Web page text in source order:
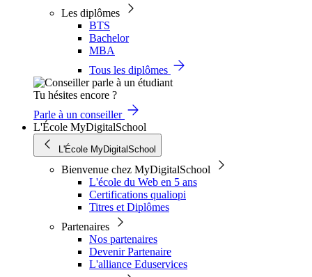
Les diplômes
BTS
Bachelor
MBA
Tous les diplômes
Tu hésites encore ?
Parle à un conseiller
L'École MyDigitalSchool
L'École MyDigitalSchool
Bienvenue chez MyDigitalSchool
L'école du Web en 5 ans
Certifications qualiopi
Titres et Diplômes
Partenaires
Nos partenaires
Devenir Partenaire
L'alliance Eduservices